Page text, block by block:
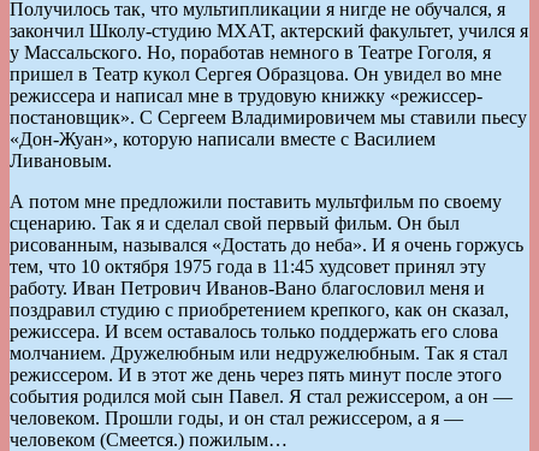
Получилось так, что мультипликации я нигде не обучался, я
закончил Школу-студию МХАТ, актерский факультет, учился я
у Массальского. Но, поработав немного в Театре Гоголя, я
пришел в Театр кукол Сергея Образцова. Он увидел во мне
режиссера и написал мне в трудовую книжку «режиссер-
постановщик». С Сергеем Владимировичем мы ставили пьесу
«Дон-Жуан», которую написали вместе с Василием
Ливановым.
А потом мне предложили поставить мультфильм по своему
сценарию. Так я и сделал свой первый фильм. Он был
рисованным, назывался «Достать до неба». И я очень горжусь
тем, что 10 октября 1975 года в 11:45 худсовет принял эту
работу. Иван Петрович Иванов‑Вано благословил меня и
поздравил студию с приобретением крепкого, как он сказал,
режиссера. И всем оставалось только поддержать его слова
молчанием. Дружелюбным или недружелюбным. Так я стал
режиссером. И в этот же день через пять минут после этого
события родился мой сын Павел. Я стал режиссером, а он —
человеком. Прошли годы, и он стал режиссером, а я —
человеком (Смеется.) пожилым…